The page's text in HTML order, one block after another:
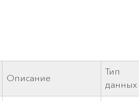
Описание
Тип
данных